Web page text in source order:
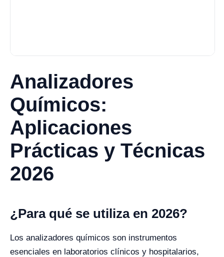
Analizadores
Químicos:
Aplicaciones
Prácticas y Técnicas
2026
¿Para qué se utiliza en 2026?
Los analizadores químicos son instrumentos
esenciales en laboratorios clínicos y hospitalarios,